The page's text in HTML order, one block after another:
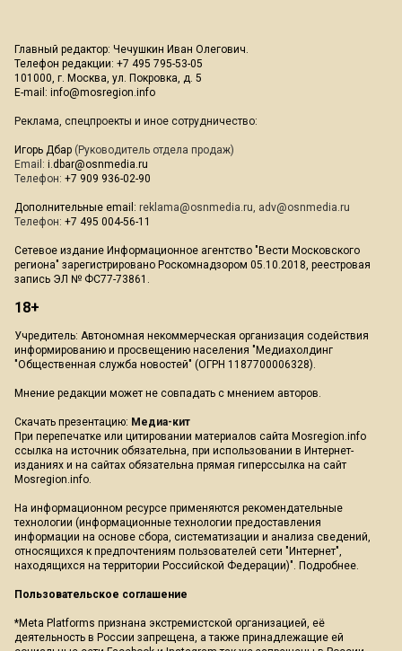
Главный редактор: Чечушкин Иван Олегович.
Телефон редакции: +7 495 795-53-05
101000, г. Москва, ул. Покровка, д. 5
E-mail: info@mosregion.info
Реклама, спецпроекты и иное сотрудничество:
Игорь Дбар (Руководитель отдела продаж)
Email: i.dbar@osnmedia.ru
Телефон: +7 909 936-02-90
Дополнительные email: reklama@osnmedia.ru, adv@osnmedia.ru
Телефон: +7 495 004-56-11
Сетевое издание Информационное агентство "Вести Московского
региона" зарегистрировано Роскомнадзором 05.10.2018, реестровая
запись ЭЛ № ФС77-73861.
18+
Учредитель: Автономная некоммерческая организация содействия
информированию и просвещению населения "Медиахолдинг
"Общественная служба новостей" (ОГРН 1187700006328).
Мнение редакции может не совпадать с мнением авторов.
Скачать презентацию: Медиа-кит
При перепечатке или цитировании материалов сайта Mosregion.info
ссылка на источник обязательна, при использовании в Интернет-
изданиях и на сайтах обязательна прямая гиперссылка на сайт
Mosregion.info.
На информационном ресурсе применяются рекомендательные
технологии (информационные технологии предоставления
информации на основе сбора, систематизации и анализа сведений,
относящихся к предпочтениям пользователей сети "Интернет",
находящихся на территории Российской Федерации)". Подробнее.
Пользовательское соглашение
*Meta Platforms признана экстремистской организацией, её
деятельность в России запрещена, а также принадлежащие ей